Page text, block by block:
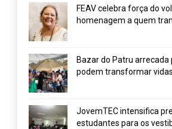
FEAV celebra força do
homenagem a quem
Bazar do Patru arrecada
podem transformar vidas
JovemTEC intensifica
estudantes para os